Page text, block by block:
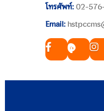
โทรศัพท์:02-
Email: